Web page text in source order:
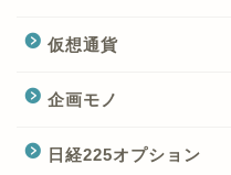
仮想通貨
企画モノ
日経225オプション